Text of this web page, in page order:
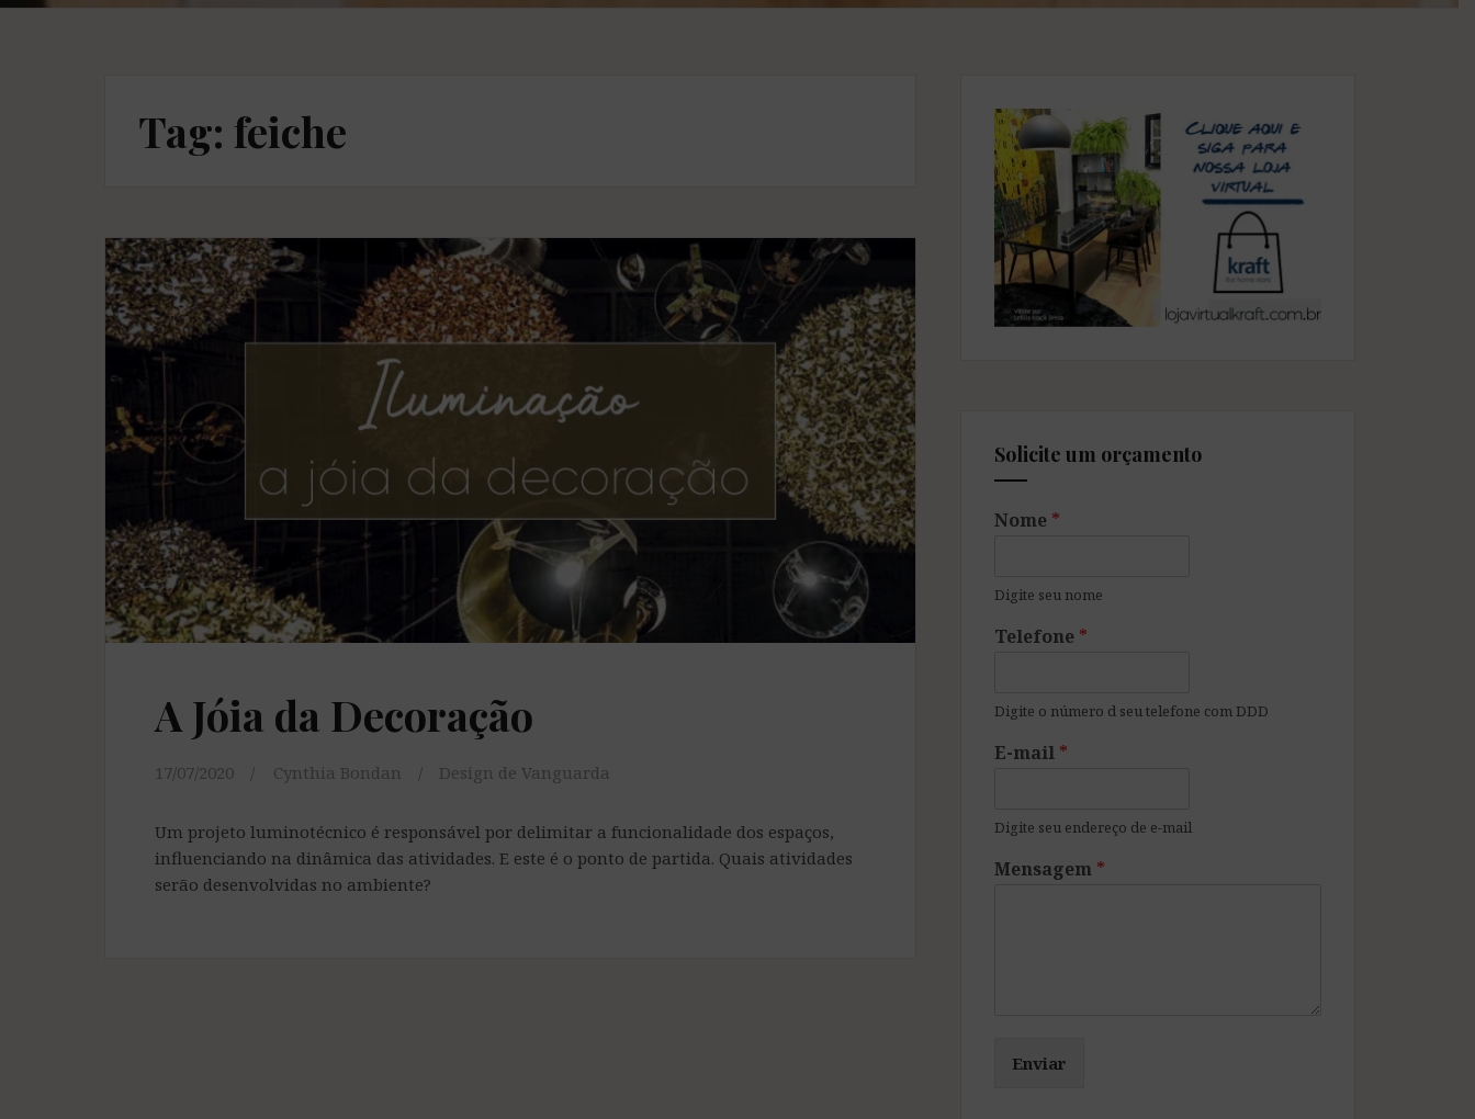
Tag: feiche
A Jóia da Decoração
17/07/2020 Cynthia Bondan Design de Vanguarda
Um projeto luminotécnico é responsável por delimitar a funcionalidade dos espaços,
influenciando na dinâmica das atividades. E este é o ponto de partida. Quais atividades
serão desenvolvidas no ambiente?
Solicite um orçamento
Nome *
Digite seu nome
Telefone *
Digite o número d seu telefone com DDD
E-mail *
Digite seu endereço de e-mail
Mensagem *
Enviar